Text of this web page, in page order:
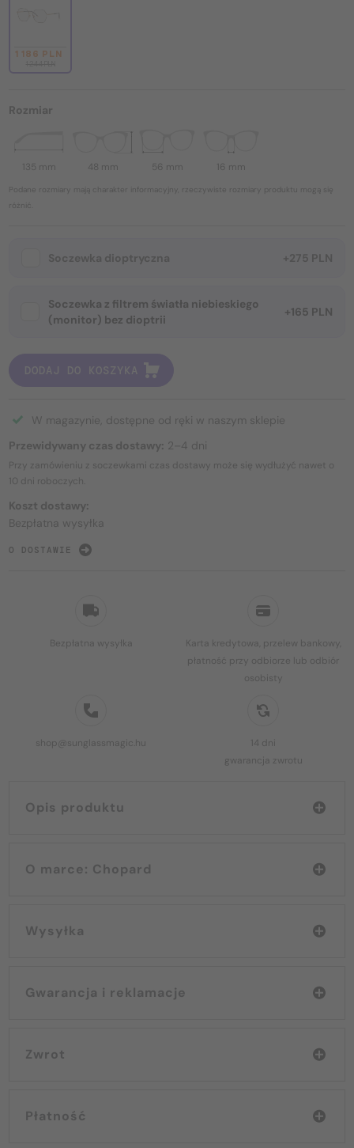
Bezpłatna wysyłka
Karta kredytowa, przelew bankowy,
płatność przy odbiorze lub odbiór
osobisty
shop@sunglassmagic.hu
14 dni
gwarancja zwrotu
Opis produktu
O marce: Chopard
Wysyłka
Gwarancja i reklamacje
Zwrot
Płatność
1 186 PLN
Rozmiar
135 mm 48 mm 56 mm 16 mm
Podane rozmiary mają charakter informacyjny, rzeczywiste rozmiary produktu mogą się
różnić.
Soczewka dioptryczna +275 PLN
Soczewka z filtrem światła niebieskiego
(monitor) bez dioptrii
+165 PLN
DODAJ DO KOSZYKA
W magazynie, dostępne od ręki w naszym sklepie
Przewidywany czas dostawy: 2–4 dni
Przy zamówieniu z soczewkami czas dostawy może się wydłużyć nawet o
10 dni roboczych.
Koszt dostawy:
Bezpłatna wysyłka
O DOSTAWIE